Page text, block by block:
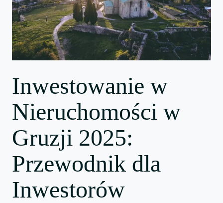
Inwestowanie w
Nieruchomości w
Gruzji 2025:
Przewodnik dla
Inwestorów